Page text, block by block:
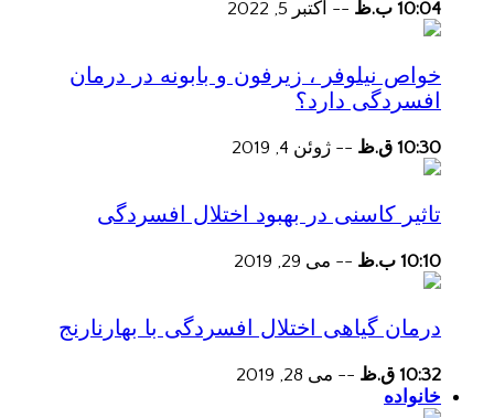
10:04 ب.ظ -- اکتبر 5, 2022
خواص نیلوفر ، زیرفون و بابونه در درمان
افسردگی دارد؟
10:30 ق.ظ -- ژوئن 4, 2019
تاثیر کاسنی در بهبود اختلال افسردگی
10:10 ب.ظ -- می 29, 2019
درمان گیاهی اختلال افسردگی با بهارنارنج
10:32 ق.ظ -- می 28, 2019
خانواده